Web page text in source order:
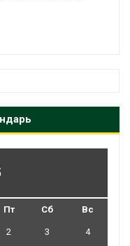
Пт Сб Вс
2 3 4